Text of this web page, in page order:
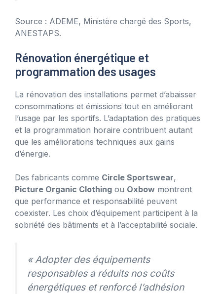
Source : ADEME, Ministère chargé des Sports,
ANESTAPS.
Rénovation énergétique et
programmation des usages
La rénovation des installations permet d’abaisser
consommations et émissions tout en améliorant
l’usage par les sportifs. L’adaptation des pratiques
et la programmation horaire contribuent autant
que les améliorations techniques aux gains
d’énergie.
Des fabricants comme Circle Sportswear,
Picture Organic Clothing ou Oxbow montrent
que performance et responsabilité peuvent
coexister. Les choix d’équipement participent à la
sobriété des bâtiments et à l’acceptabilité sociale.
« Adopter des équipements
responsables a réduits nos coûts
énergétiques et renforcé l’adhésion